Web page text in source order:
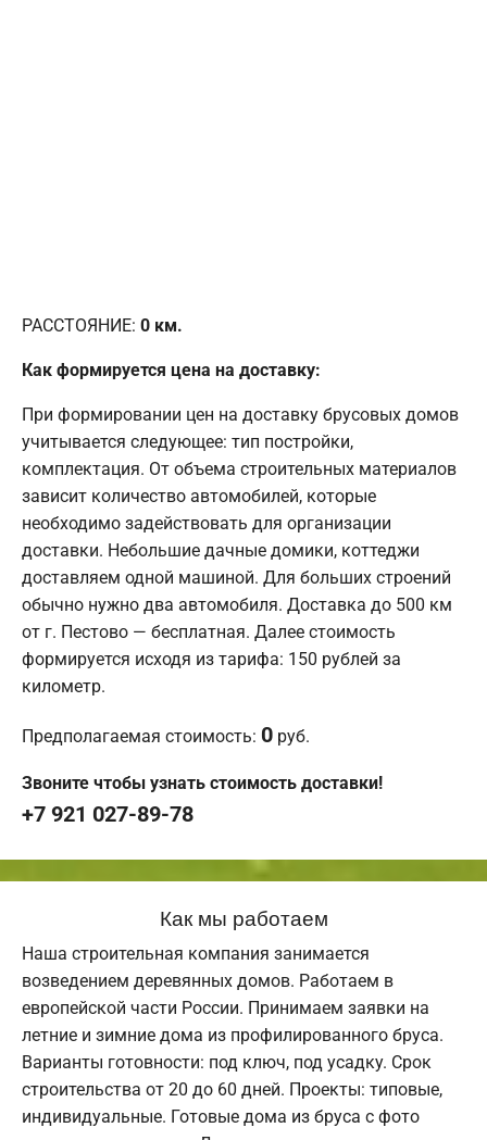
РАССТОЯНИЕ: 0 км.
Как формируется цена на доставку:
При формировании цен на доставку брусовых домов
учитывается следующее: тип постройки,
комплектация. От объема строительных материалов
зависит количество автомобилей, которые
необходимо задействовать для организации
доставки. Небольшие дачные домики, коттеджи
доставляем одной машиной. Для больших строений
обычно нужно два автомобиля. Доставка до 500 км
от г. Пестово — бесплатная. Далее стоимость
формируется исходя из тарифа: 150 рублей за
километр.
Предполагаемая стоимость: 0 руб.
Звоните чтобы узнать стоимость доставки!
+7 921 027-89-78
Как мы работаем
Наша строительная компания занимается
возведением деревянных домов. Работаем в
европейской части России. Принимаем заявки на
летние и зимние дома из профилированного бруса.
Варианты готовности: под ключ, под усадку. Срок
строительства от 20 до 60 дней. Проекты: типовые,
индивидуальные. Готовые дома из бруса с фото